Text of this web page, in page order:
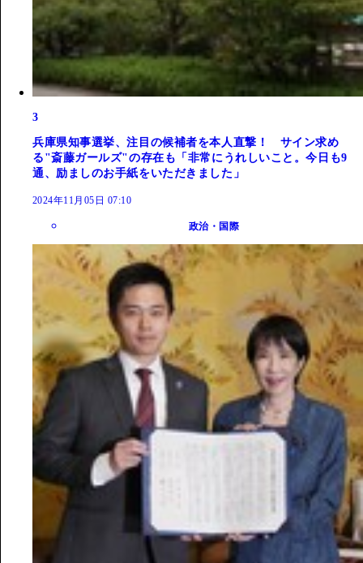
3
兵庫県知事選挙、注目の候補者を本人直撃！ サイン求め
る"斎藤ガールズ"の存在も「非常にうれしいこと。今日も9
通、励ましのお手紙をいただきました」
2024年11月05日 07:10
政治・国際